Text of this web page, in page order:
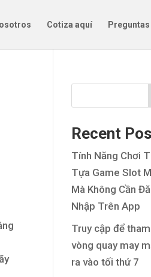
Cotiza aquí
Recent
Tính Năng Chơi
Tựa Game Slot
Mà Không Cần
Nhập Trên App
Truy cập để
vòng quay may
ra vào tối thứ 7